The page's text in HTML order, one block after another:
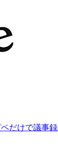
だけで議事